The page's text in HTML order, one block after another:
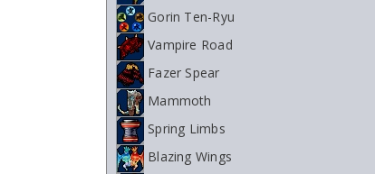
Gorin Ten-Ryu
Vampire Road
Fazer Spear
Mammoth
Spring Limbs
Blazing Wings